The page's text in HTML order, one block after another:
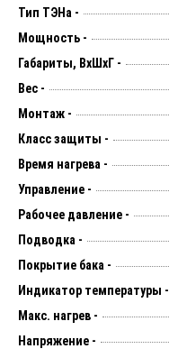
Тип ТЭНа -
Мощность -
Габариты, ВхШхГ -
Вес -
Монтаж -
Класс защиты -
Время нагрева -
Управление -
Рабочее давление -
Подводка -
Покрытие бака -
Индикатор температуры -
Макс. нагрев -
Напряжение -